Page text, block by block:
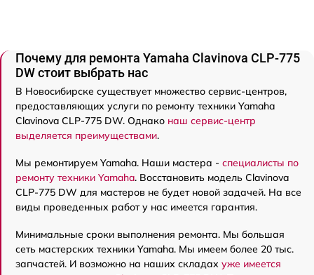
Почему для ремонта Yamaha Clavinova CLP-775
DW стоит выбрать нас
В Новосибирске существует множество сервис-центров,
предоставляющих услуги по ремонту техники Yamaha
Clavinova CLP-775 DW. Однако наш сервис-центр
выделяется преимуществами.
Мы ремонтируем Yamaha. Наши мастера - специалисты по
ремонту техники Yamaha. Восстановить модель Clavinova
CLP-775 DW для мастеров не будет новой задачей. На все
виды проведенных работ у нас имеется гарантия.
Минимальные сроки выполнения ремонта. Мы большая
сеть мастерских техники Yamaha. Мы имеем более 20 тыс.
запчастей. И возможно на наших складах уже имеется